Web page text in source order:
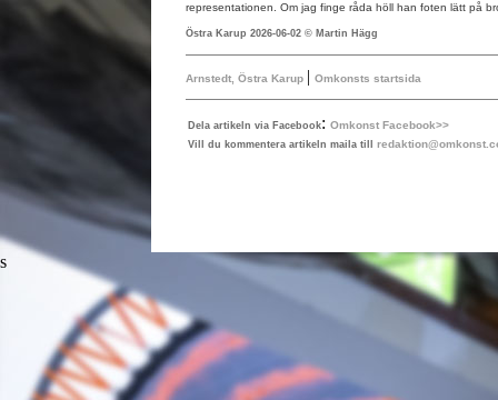
representationen. Om jag finge råda höll han foten lätt på
Östra Karup 2026-06-02 © Martin Hägg
Arnstedt, Östra Karup | Omkonsts startsida
Dela artikeln via Facebook: Omkonst Facebook>>
Vill du kommentera artikeln maila till
s